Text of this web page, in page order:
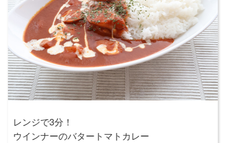
レンジで3分！
ウインナーのバタートマトカレー